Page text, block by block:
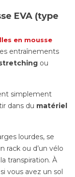
EVA (type
en mousse
entraînements
ou
simplement
dans du matériel
lourdes, se
rack ou d’un vélo
transpiration. À
vous avez un sol